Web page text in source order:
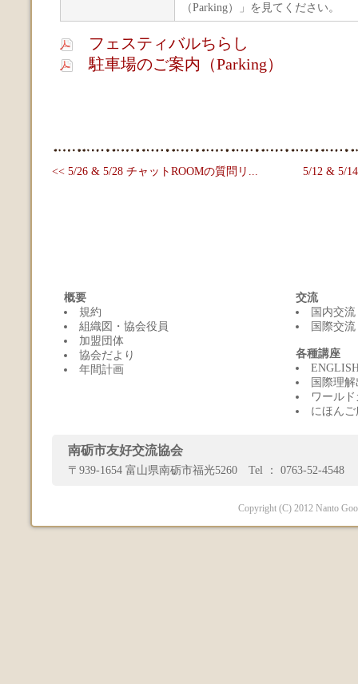
（Parking）」を見てください。
フェスティバルちらし
駐車場のご案内（Parking）
<< 5/26 & 5/28 チャットROOMの質問リ... 5/12 & 5/
概要
規約
組織図・協会役員
加盟団体
協会だより
年間計画
交流
国内交流
国際交流
各種講座
国際理
ワール
にほん
南砺市友好交流協会
〒939-1654 富山県南砺市福光5260 Tel ： 0763-52-
Copyright (C) 2012 Nanto